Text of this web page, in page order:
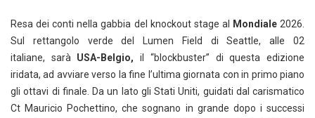
Resa dei conti nella gabbia del knockout stage al Mondiale2026.
Sul rettangolo verde del Lumen Field di Seattle, alle 02
italiane, sarà USA-Belgio,il “blockbuster” di questa edizione
iridata, ad avviare verso la fine l’ultima giornata con in primo piano
gli ottavi di finale. Da un lato gli Stati Uniti, guidati dal carismatico
Ct Mauricio Pochettino, che sognano in grande dopo i successi